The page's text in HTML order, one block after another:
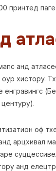
принтед
анд
хисторy.
енгравингс
оф
арцхивал
анд